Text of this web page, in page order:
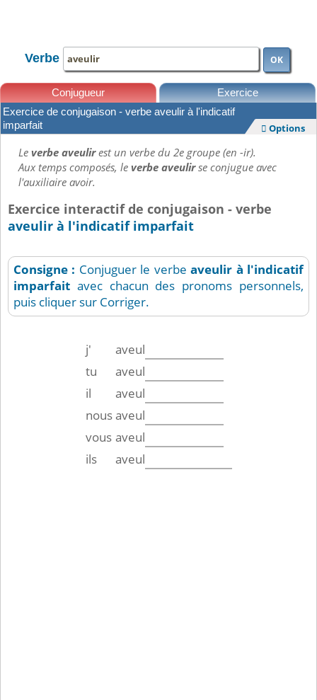
Verbe OK
Conjugueur Exercice
Leçons
Exercice de conjugaison - verbe aveulir à l'indicatif
imparfait
 Options
Leverbe aveulirest un verbe du 2e groupe (en -ir).
Aux temps composés, leverbe aveulirse conjugue avec
l'auxiliaire avoir.
Exercice interactif de conjugaison - verbe
aveulir à l'indicatif imparfait
Consigne : Conjuguer le verbeaveulir à l'indicatif
imparfait avec chacun des pronoms personnels,
puis cliquer sur Corriger.
j'
aveul
tu
aveul
il
aveul
nousaveul
vous aveul
ils
aveul